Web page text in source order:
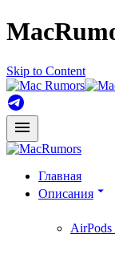
Skip to Content
Главная
Описания
AirPods